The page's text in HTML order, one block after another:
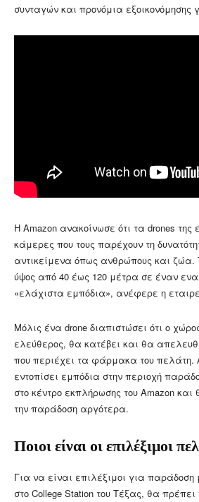
συνταγών και προνόμια εξοικονόμησης
Η Amazon ανακοίνωσε ότι τα drones
κάμερες που τους παρέχουν τη
αντικείμενα όπως ανθρώπους και ζώα.
ύψος από 40 έως 120 μέτρα σε έναν
«ελάχιστα εμπόδια», ανέφερε η
Μόλις ένα drone διαπιστώσει ότι ο
ελεύθερος, θα κατέβει και θα
που περιέχει τα φάρμακα του πελάτη.
εντοπίσει εμπόδια στην περιοχή
στο κέντρο εκπλήρωσης του Amazon
την παράδοση αργότερα.
Ποιοι είναι οι επιλέξιμοι
Για να είναι επιλέξιμοι για παράδοση
στο College Station του Τέξας, θα